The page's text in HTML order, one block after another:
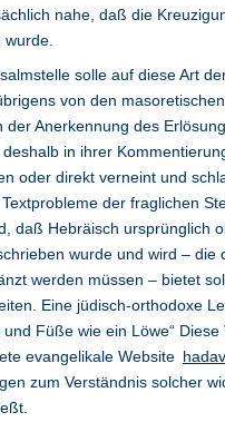
nahe, daß die
wurde.
solle auf diese Art
von den
der Anerkennung des
in ihrer
oder direkt verneint und
der fraglichen
daß Hebräisch ursprünglich
wurde und wird –
werden müssen – bietet
Eine jüdisch-orthodoxe
Füße wie ein Löwe“
evangelikale Website
zum Verständnis solcher